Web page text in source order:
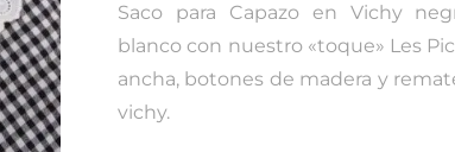
Saco para Capazo en Vichy
blanco con nuestro «toque» Les
ancha, botones de madera y
vichy.